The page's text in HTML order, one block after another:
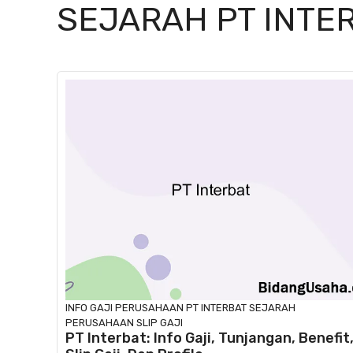
SEJARAH PT
INFO GAJI PERUSAHAAN PT INTERBAT SEJARAH
PERUSAHAAN SLIP GAJI
PT Interbat: Info Gaji, Tunjangan, Benefit,